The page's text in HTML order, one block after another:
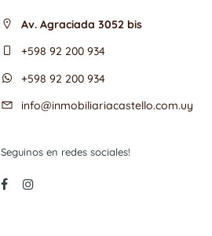
Av. Agraciada 3052 bis
+598 92 200 934
+598 92 200 934
info@inmobiliariacastello.com.uy
Seguinos en redes sociales!